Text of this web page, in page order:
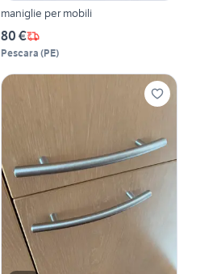
maniglie per mobili
80 €
Pescara (PE)